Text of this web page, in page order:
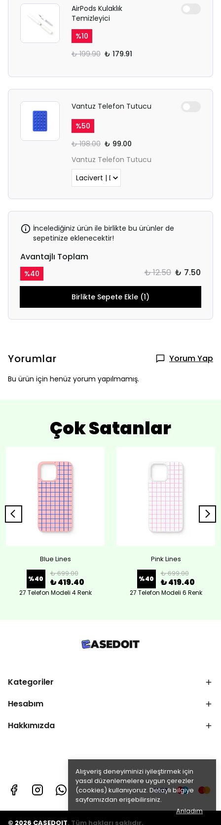
Alışveriş deneyiminizi iyileştirmek için
yasal düzenlemelere uygun çerezler
(cookies) kullanıyoruz. Detaylı bilgiye
sayfamızdan erişebilirsiniz.
Anladım
AirPods Kulaklık
Temizleyici
%10
₺ 199.90 ₺ 179.91
Vantuz Telefon Tutucu
%50
₺ 198.00 ₺ 99.00
Vantuz Telefon Tutucu
İncelediğiniz ürün ile birlikte bu ürünler de
sepetinize eklenecektir!
Avantajlı Toplam
%40 ₺ 12.50 ₺ 7.50
Birlikte Sepete Ekle (1)
Yorumlar Yorum Yap
Bu ürün için henüz yorum yapılmamış.
Çok Satanlar
Blue Lines
%40
₺ 699.00
₺ 419.40
27 Telefon Modeli 4 Renk
Pink Lines
%40
₺ 699.00
₺ 419.40
27 Telefon Modeli 6 Renk
Kategoriler
Hesabım
Hakkımızda
© 2026 CASEDOIT. Tüm hakları saklıdır.